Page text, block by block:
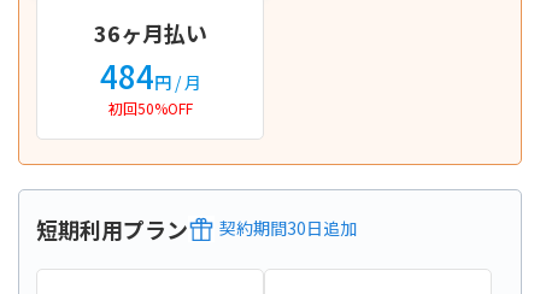
36ヶ月払い
484円/ 月
初回50%OFF
短期利用プラン 契約期間30日追加